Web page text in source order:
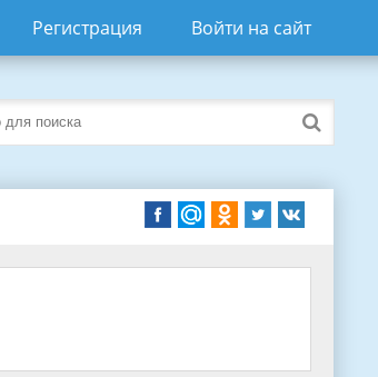
Регистрация Войти на сайт